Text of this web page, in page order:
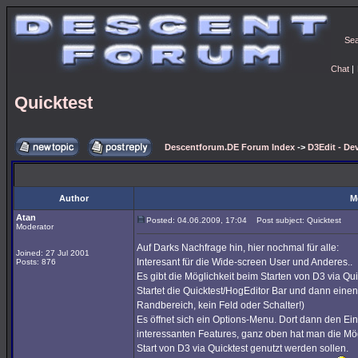
Chat |
Quicktest
Descentforum.DE Forum Index -> D3Edit -
Author
Atan
Moderator
Joined: 27 Jul 2001
Posts: 876
Posted: 04.06.2009, 17:04 Post subject: Quicktest
Auf Darks Nachfrage hin, hier nochmal für alle:
Interesant für die Wide-screen User und Anderes..
Es gibt die Möglichkeit beim Starten von D3 via
Startet die Quicktest/HogEditor Bar und dann
Randbereich, kein Feld oder Schalter!)
Es öffnet sich ein Options-Menu. Dort dann den
interessanten Features, ganz oben hat man die
Start von D3 via Quicktest genutzt werden sollen.